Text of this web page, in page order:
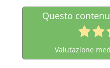
Questo
Valutazione